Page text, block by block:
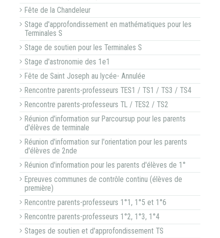
Fête de la Chandeleur
Stage d'approfondissement en mathématiques pour les
Terminales S
Stage de soutien pour les Terminales S
Stage d'astronomie des 1e1
Fête de Saint Joseph au lycée- Annulée
Rencontre parents-professeurs TES1 / TS1 / TS3 / TS4
Rencontre parents-professeurs TL / TES2 / TS2
Réunion d'information sur Parcoursup pour les parents
d'élèves de terminale
Réunion d'information sur l'orientation pour les parents
d'élèves de 2nde
Réunion d'information pour les parents d'élèves de 1°
Epreuves communes de contrôle continu (élèves de
première)
Rencontre parents-professeurs 1°1, 1°5 et 1°6
Rencontre parents-professeurs 1°2, 1°3, 1°4
Stages de soutien et d'approfondissement TS